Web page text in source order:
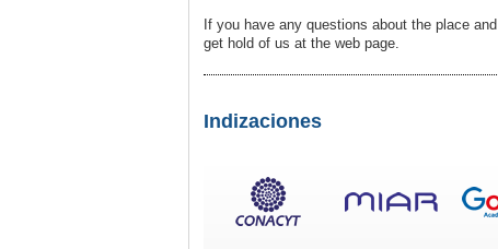
If you have any questions about the place and
get hold of us at the web page.
Indizaciones